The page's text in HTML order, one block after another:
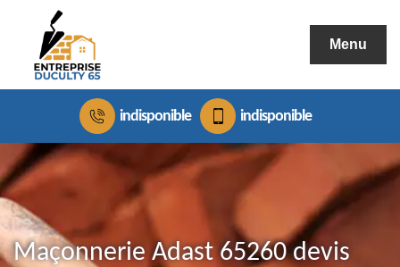
Menu
indisponible indisponible
Maçonnerie Adast 65260 devis